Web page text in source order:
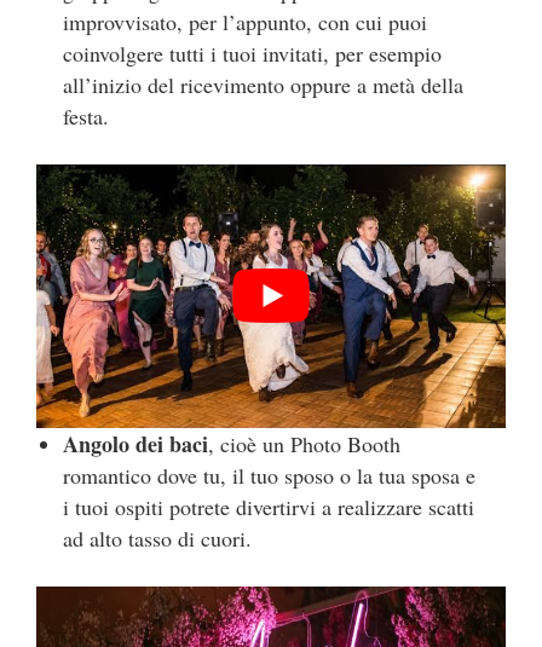
improvvisato, per l’appunto, con cui puoi
coinvolgere tutti i tuoi invitati, per esempio
all’inizio del ricevimento oppure a metà della
festa.
Angolo dei baci, cioè un Photo Booth
romantico dove tu, il tuo sposo o la tua sposa e
i tuoi ospiti potrete divertirvi a realizzare scatti
ad alto tasso di cuori.